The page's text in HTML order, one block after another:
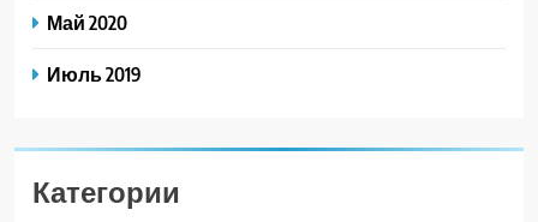
Май 2020
Июль 2019
Категории